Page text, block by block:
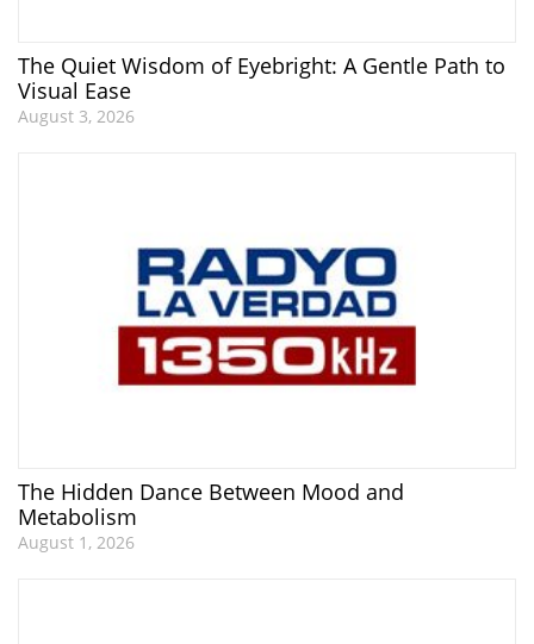
The Quiet Wisdom of Eyebright: A Gentle Path to
Visual Ease
August 3, 2026
The Hidden Dance Between Mood and
Metabolism
August 1, 2026